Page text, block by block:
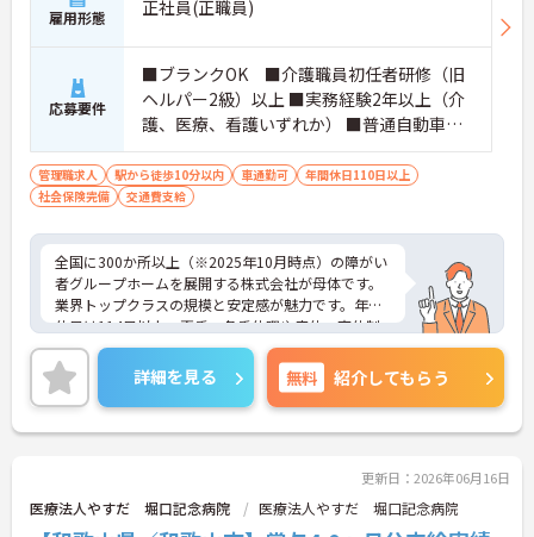
雇用形態 正社員(正職員)
応募要件
■ブランクOK ■介護職員初任者研修（旧
ヘルパー2級）以上 ■実務経験2年以上（介
護、医療、看護いずれか） ■普通自動車運
転免許(AT限定可) ※管理業務に就かれて
いた方歓迎
管理職求人 駅から徒歩10分以内 車通勤可
年間休日110日以上
社会保険完備
交通費支給
全国に300か所以上（※2025年10月時点）の障がい
者グループホームを展開する株式会社が母体です。
業界トップクラスの規模と安定感が魅力です。年間
休日は114日以上、夏季・冬季休暇や産休・育休制
度もしっかり整っており、プライベートとの両立も
可能。これまでのご経験を活かし、新しいキャリア
を築きたい方、ぜひご応募ください。20代から60代
まで、幅広い年代の方が活躍できる職場です。ご興
味のある方は詳細等をお伝えしますので、お気軽に
詳細を見る 無料 紹介してもらう
更新日：2026年06月16日
医療法人やすだ 堀口記念病院 医療法人やすだ 堀口記念病院